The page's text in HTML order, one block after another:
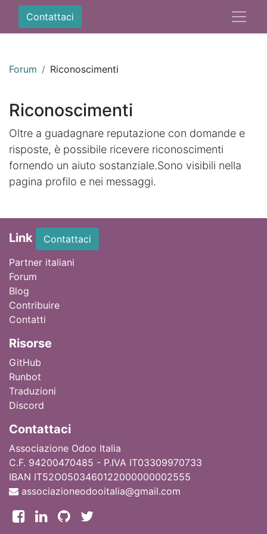
Contattaci
Forum Riconoscimenti
Riconoscimenti
Oltre a guadagnare reputazione con domande e
risposte, è possibile ricevere riconoscimenti
fornendo un aiuto sostanziale.Sono visibili nella
pagina profilo e nei messaggi.
Link
Contattaci
Partner italiani
Forum
Blog
Contribuire
Contatti
Risorse
GitHub
Runbot
Traduzioni
Discord
Contattaci
Associazione Odoo Italia
C.F. 94200470485 - P.IVA IT03309970733
IBAN IT52O0503460122000000002555
associazioneodooitalia@gmail.com